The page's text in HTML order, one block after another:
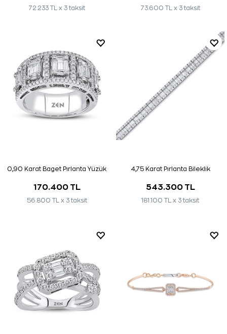
72.233 TL x 3 taksit 73.600 TL x 3 taksit
0,90 Karat Baget Pırlanta Yüzük
170.400 TL
56.800 TL x 3 taksit
4,75 Karat Pırlanta Bileklik
543.300 TL
181.100 TL x 3 taksit